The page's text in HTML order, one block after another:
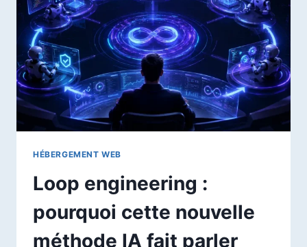
L’IA
POUR
GAGNER
DU
TEMPS
EN
2026
HÉBERGEMENT WEB
Loop engineering :
pourquoi cette nouvelle
méthode IA fait parler